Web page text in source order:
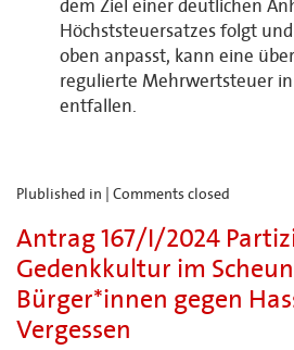
dem Ziel einer deutlichen
Höchststeuersatzes folgt
oben anpasst, kann eine
regulierte Mehrwertsteuer in
entfallen.
Plublished in | Comments closed
Antrag 167/I/2024
Gedenkkultur im
Bürger*innen gegen
Vergessen